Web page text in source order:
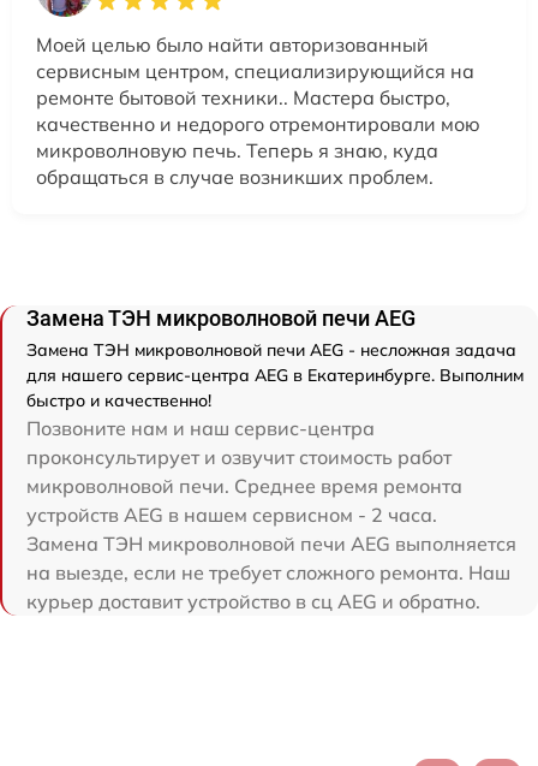
Моей целью было найти авторизованный
сервисным центром, специализирующийся на
ремонте бытовой техники.. Мастера быстро,
качественно и недорого отремонтировали мою
микроволновую печь. Теперь я знаю, куда
обращаться в случае возникших проблем.
Замена ТЭН микроволновой печи AEG
Замена ТЭН микроволновой печи AEG - несложная задача
для нашего сервис-центра AEG в Екатеринбурге. Выполним
быстро и качественно!
Позвоните нам и наш сервис-центра
проконсультирует и озвучит стоимость работ
микроволновой печи. Среднее время ремонта
устройств AEG в нашем сервисном - 2 часа.
Замена ТЭН микроволновой печи AEG выполняется
на выезде, если не требует сложного ремонта. Наш
курьер доставит устройство в сц AEG и обратно.